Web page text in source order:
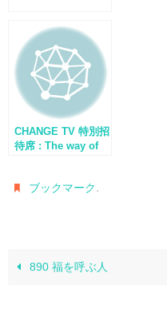
CHANGE TV 特別招
待席 : The way of
ブックマーク.
890 福を呼ぶ人